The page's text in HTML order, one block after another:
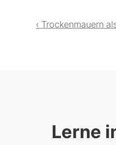
‹ Trockenmauern
Lerne